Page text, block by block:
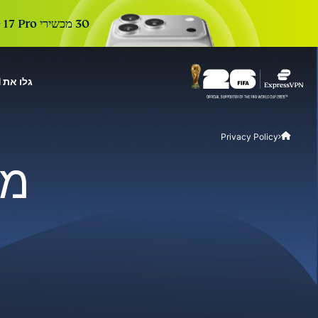
30 מכשירי iPhone 17 Pro חדשים. 30 ימים. הרשמה אחת כדי להשתתף. ההגרלה הבאה בעוד:
גלו את ExpressVPN
Privacy Policy